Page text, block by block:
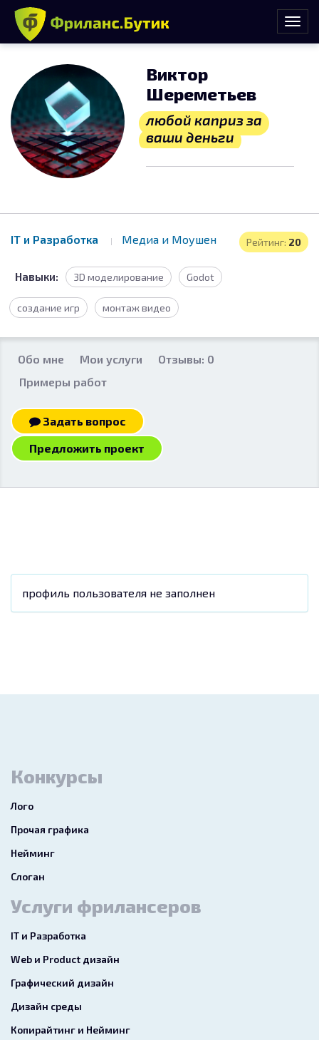
Виктор
Шереметьев
любой каприз за
ваши деньги
Рейтинг: 20
IT и Разработка Медиа и Моушен
Навыки: 3D моделирование Godot
создание игр монтаж видео
Обо мне Мои услуги
Отзывы: 0
Примеры работ
Задать вопрос
Предложить проект
профиль пользователя не заполнен
Конкурсы
Лого
Прочая графика
Нейминг
Слоган
Услуги фрилансеров
IT и Разработка
Web и Product дизайн
Графический дизайн
Дизайн среды
Копирайтинг и Нейминг